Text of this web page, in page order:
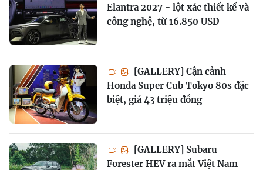
Elantra 2027 - lột xác thiết kế và
công nghệ, từ 16.850 USD
[GALLERY] Cận cảnh
Honda Super Cub Tokyo 80s đặc
biệt, giá 43 triệu đồng
[GALLERY] Subaru
Forester HEV ra mắt Việt Nam